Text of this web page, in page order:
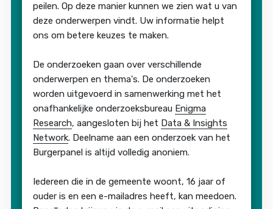
peilen. Op deze manier kunnen we zien wat u van
deze onderwerpen vindt. Uw informatie helpt
ons om betere keuzes te maken.
De onderzoeken gaan over verschillende
onderwerpen en thema's. De onderzoeken
worden uitgevoerd in samenwerking met het
onafhankelijke onderzoeksbureau Enigma
Research, aangesloten bij het Data & Insights
Network. Deelname aan een onderzoek van het
Burgerpanel is altijd volledig anoniem.
Iedereen die in de gemeente woont, 16 jaar of
ouder is en een e-mailadres heeft, kan meedoen.